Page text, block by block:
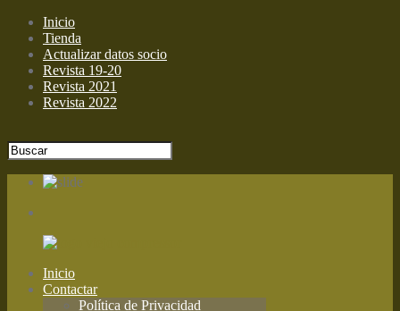
Inicio
Tienda
Actualizar datos socio
Revista 19-20
Revista 2021
Revista 2022
Inicio
Contactar
Política de Privacidad